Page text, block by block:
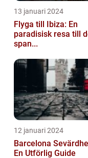
13 januari 2024
Flyga till Ibiza: En
paradisisk resa till
span...
12 januari 2024
Barcelona
En Utförlig Guide